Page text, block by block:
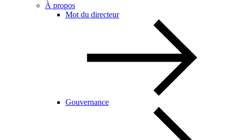
À propos
Mot du directeur
Gouvernance